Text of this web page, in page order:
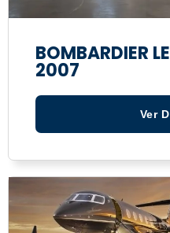
BOMBARDIER
2007
Ver